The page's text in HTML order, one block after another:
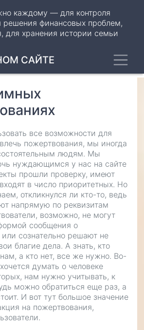
каждому — для контроля
решения финансовых проблем,
для хранения истории семьи
САЙТЕ
все возможности для
пожертвования, мы иногда
людям. Мы
нуждающимся у нас на сайте
прошли проверку, имеют
в число приоритетных. Но
откликнулся ли кто-то, ведь
напрямую по реквизитам
возможно, не могут
сообщения о
сознательно решают не
благие дела. А знать, кто
а кто нет, все же нужно. Во-
думать о человеке
нам нужно учитывать, к
можно обратиться еще раз, а
И вот тут большое значение
на пожертвования,